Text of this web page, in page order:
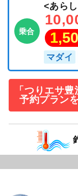
乗合
<あら
マダイ
「つりエサ
予約プラン